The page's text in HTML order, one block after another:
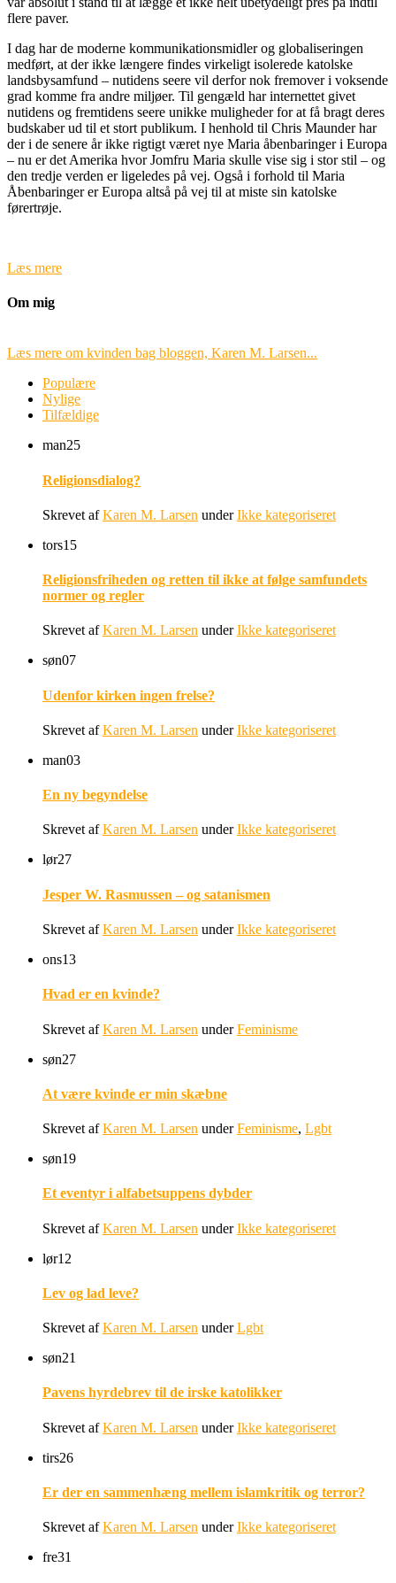
flere paver.
I dag har de moderne kommunikationsmidler og globaliseringen
medført, at der ikke længere findes virkeligt isolerede katolske
landsbysamfund – nutidens seere vil derfor nok fremover i voksende
grad komme fra andre miljøer. Til gengæld har internettet givet
nutidens og fremtidens seere unikke muligheder for at få bragt deres
budskaber ud til et stort publikum. I henhold til Chris Maunder har
der i de senere år ikke rigtigt været nye Maria åbenbaringer i Europa
– nu er det Amerika hvor Jomfru Maria skulle vise sig i stor stil – og
den tredje verden er ligeledes på vej. Også i forhold til Maria
Åbenbaringer er Europa altså på vej til at miste sin katolske
førertrøje.
Læs mere
Om mig
Læs mere om kvinden bag bloggen, Karen M. Larsen...
Populære
Nylige
Tilfældige
man25
Religionsdialog?
Skrevet afKaren M. Larsen underIkke kategoriseret
tors15
Religionsfriheden og retten til ikke at følge samfundets
normer og regler
Skrevet afKaren M. Larsen underIkke kategoriseret
søn07
Udenfor kirken ingen frelse?
Skrevet afKaren M. Larsen underIkke kategoriseret
man03
En ny begyndelse
Skrevet afKaren M. Larsen underIkke kategoriseret
lør27
Jesper W. Rasmussen – og satanismen
Skrevet afKaren M. Larsen underIkke kategoriseret
ons13
Hvad er en kvinde?
Skrevet afKaren M. Larsen underFeminisme
søn27
At være kvinde er min skæbne
Skrevet afKaren M. Larsen underFeminisme, Lgbt
søn19
Et eventyr i alfabetsuppens dybder
Skrevet afKaren M. Larsen underIkke kategoriseret
lør12
Lev og lad leve?
Skrevet afKaren M. Larsen underLgbt
søn21
Pavens hyrdebrev til de irske katolikker
Skrevet afKaren M. Larsen underIkke kategoriseret
tirs26
Er der en sammenhæng mellem islamkritik og terror?
Skrevet afKaren M. Larsen underIkke kategoriseret
fre31